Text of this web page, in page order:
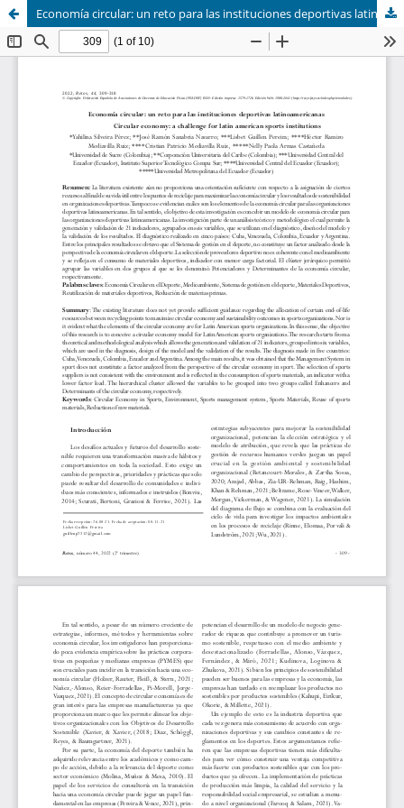
Economía circular: un reto para las instituciones deportivas latinoamericanas (Circular economy: a challenge for latin american sports institutions)